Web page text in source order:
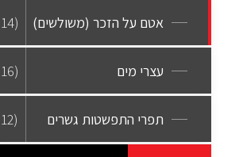
אטם על הזכר (משולשים) (14)
עצרי מים (16)
תפרי התפשטות גשרים (12)